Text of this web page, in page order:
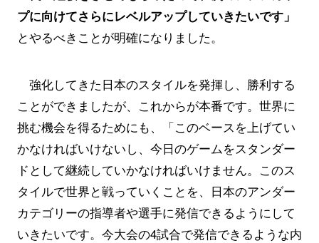
プに向けてさらにレベルアップしていきたいです」
とやるべきことが明確になりました。
強化してきた日本のスタイルを発揮し、勝利する
ことができましたが、これからが本番です。世界に
挑む機会を得るためにも、「このベースを上げてい
かなければいけないし、今日のゲームをスタンダー
ドとして継続していかなければいけません。このス
タイルで世界と戦っていくことを、日本のアンダー
カテゴリーの指導者や選手に発信できるようにして
いきたいです。今大会の4試合で発信できるような内